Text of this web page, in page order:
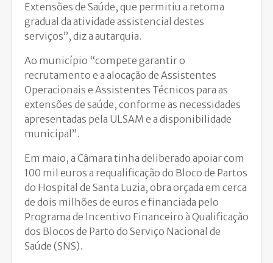
Extensões de Saúde, que permitiu a retoma
gradual da atividade assistencial destes
serviços”, diz a autarquia.
Ao município “compete garantir o
recrutamento e a alocação de Assistentes
Operacionais e Assistentes Técnicos para as
extensões de saúde, conforme as necessidades
apresentadas pela ULSAM e a disponibilidade
municipal”.
Em maio, a Câmara tinha deliberado apoiar com
100 mil euros a requalificação do Bloco de Partos
do Hospital de Santa Luzia, obra orçada em cerca
de dois milhões de euros e financiada pelo
Programa de Incentivo Financeiro à Qualificação
dos Blocos de Parto do Serviço Nacional de
Saúde (SNS).